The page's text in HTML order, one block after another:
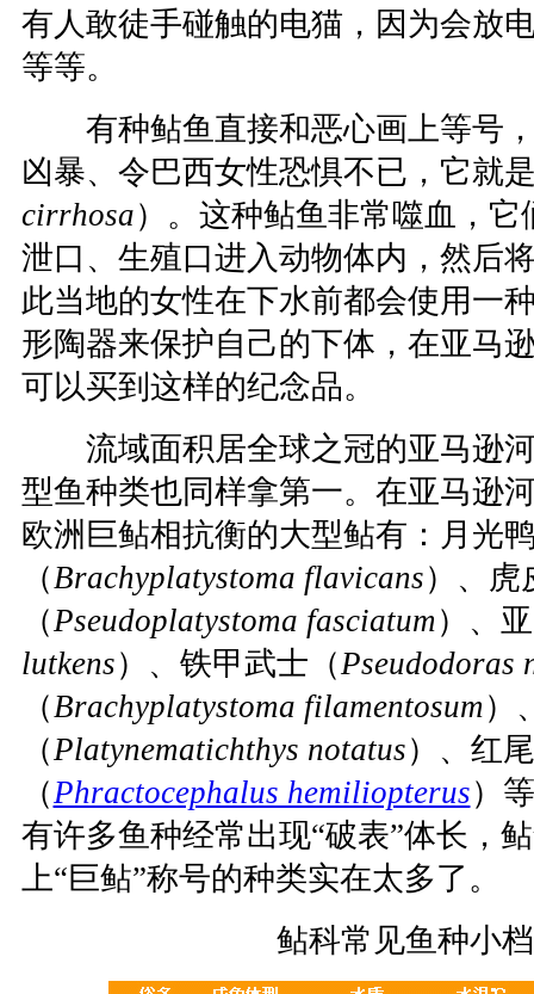
有人敢徒手碰触的电猫，因为会放
等等。
有种鲇鱼直接和恶心画上等号，
凶暴、令巴西女性恐惧不已，它就
cirrhosa）。这种鲇鱼非常噬血，
泄口、生殖口进入动物体内，然后
此当地的女性在下水前都会使用一
形陶器来保护自己的下体，在亚马
可以买到这样的纪念品。
流域面积居全球之冠的亚马逊河
型鱼种类也同样拿第一。在亚马逊
欧洲巨鲇相抗衡的大型鲇有：月光
（Brachyplatystoma flavicans）、虎
（Pseudoplatystoma fasciatum）、
lutkens）、铁甲武士（Pseudodoras
（Brachyplatystoma filamentosum）
（Platynematichthys notatus）、红
（Phractocephalus hemiliopterus）
有许多鱼种经常出现“破表”体长，
上“巨鲇”称号的种类实在太多了。
鲇科常见鱼种小